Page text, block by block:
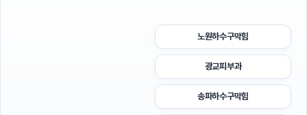
노원하수구막힘
광교피부과
송파하수구막힘